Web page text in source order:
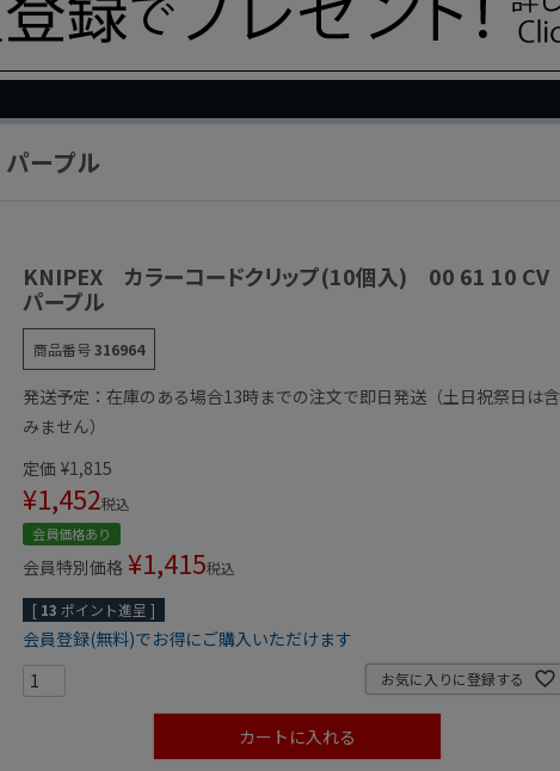
ープル
KNIPEX カラーコードクリップ(10個入) 00 61 10 CV
パープル
商品番号316964
発送予定：在庫のある場合13時までの注文で即日発送（土日祝祭日は含
みません）
定価 ¥1,815
¥1,452税込
会員価格あり
会員特別価格 ¥1,415税込
[ 13 ポイント進呈 ]
会員登録(無料)でお得にご購入いただけます
お気に入りに登録する
カートに入れる